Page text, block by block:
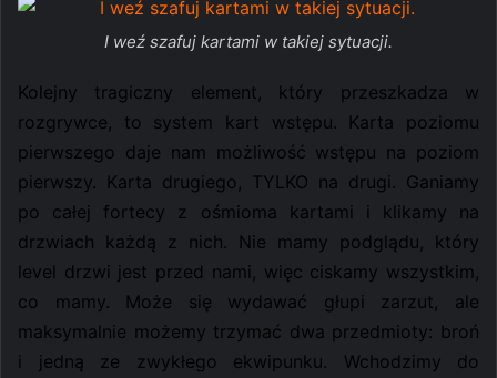
I weź szafuj kartami w takiej sytuacji.
Kolejny tragiczny element, który przeszkadza w
rozgrywce, to system kart wstępu. Karta poziomu
pierwszego daje nam możliwość wstępu na poziom
pierwszy. Karta drugiego, TYLKO na drugi. Ganiamy
po całej fortecy z ośmioma kartami i klikamy na
drzwiach każdą z nich. Nie mamy podglądu, który
level drzwi jest przed nami, więc ciskamy wszystkim,
co mamy. Może się wydawać głupi zarzut, ale
maksymalnie możemy trzymać dwa przedmioty: broń
i jedną ze zwykłego ekwipunku. Wchodzimy do